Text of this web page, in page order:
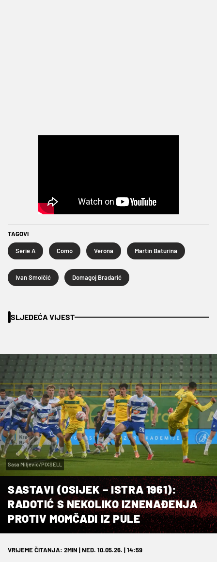
TAGOVI
Serie A Como Verona Martin Baturina
Ivan Smolčić Domagoj Bradarić
SLJEDEĆA VIJEST
Sasa Miljevic/PIXSELL
SASTAVI (OSIJEK – ISTRA 1961):
RADOTIĆ S NEKOLIKO IZNENAĐENJA
PROTIV MOMČADI IZ PULE
VRIJEME ČITANJA: 2MIN | NED. 10.05.26. | 14:59